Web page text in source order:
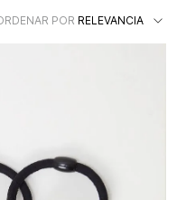
POR RELEVANCIA